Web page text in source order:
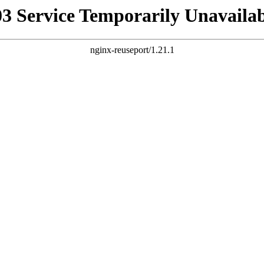
Service Temporarily
nginx-reuseport/1.21.1